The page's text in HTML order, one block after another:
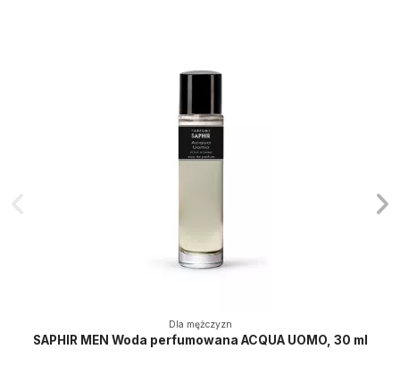
Dla mężczyzn
SAPHIR MEN Woda perfumowana ACQUA UOMO, 30 ml